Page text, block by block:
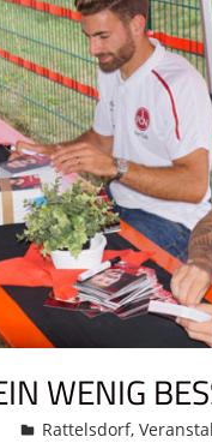
WENIG
Rattelsdorf,